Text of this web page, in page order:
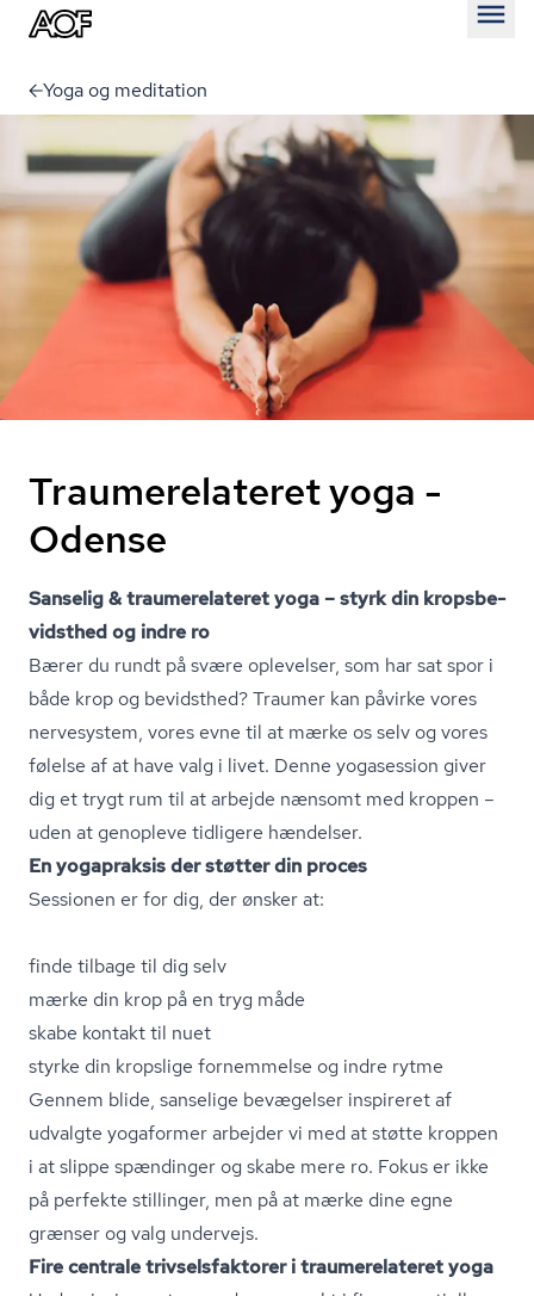
Yoga og meditation
Traumerelateret yoga -
Odense
Sanselig & trau­me­re­la­te­ret yoga – styrk din kro­ps­be­
vidst­hed og indre ro
Bærer du rundt på svære oplevelser, som har sat spor i
både krop og bevidsthed? Traumer kan påvirke vores
nervesystem, vores evne til at mærke os selv og vores
følelse af at have valg i livet. Denne yogasession giver
dig et trygt rum til at arbejde nænsomt med kroppen –
uden at genopleve tidligere hændelser.
En yogapraksis der støtter din proces
Sessionen er for dig, der ønsker at:
finde tilbage til dig selv
mærke din krop på en tryg måde
skabe kontakt til nuet
styrke din kropslige fornemmelse og indre rytme
Gennem blide, sanselige bevægelser inspireret af
udvalgte yogaformer arbejder vi med at støtte kroppen
i at slippe spændinger og skabe mere ro. Fokus er ikke
på perfekte stillinger, men på at mærke dine egne
grænser og valg undervejs.
Fire centrale triv­sels­fak­to­rer i trau­me­re­la­te­ret yoga